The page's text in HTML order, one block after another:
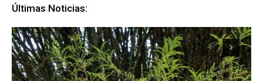
Últimas Noticias: